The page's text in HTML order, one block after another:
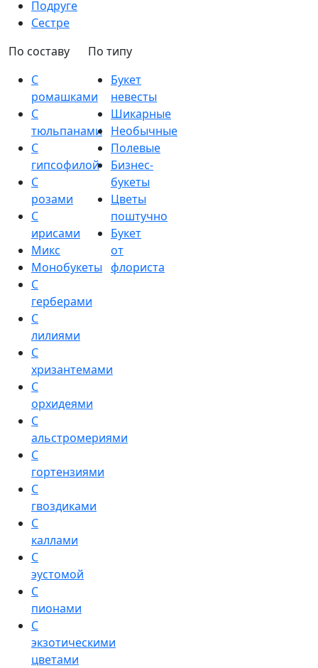
Подруге
Сестре
По составу
С
ромашками
С
тюльпанами
С
гипсофилой
С
розами
С
ирисами
Микс
Монобукеты
С
герберами
С
лилиями
С
хризантемами
С
орхидеями
С
альстромериями
С
гортензиями
С
гвоздиками
С
каллами
С
эустомой
С
пионами
С
экзотическими
цветами
По типу
Букет
невесты
Шикарные
Необычные
Полевые
Бизнес-
букеты
Цветы
поштучно
Букет
от
флориста